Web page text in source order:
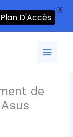
de
D'Accès
X